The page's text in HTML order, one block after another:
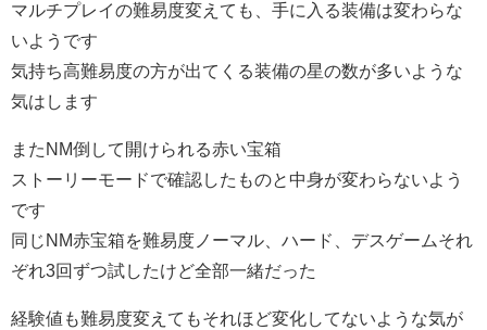
マルチプレイの難易度変えても、手に入る装備は変わらな
いようです
気持ち高難易度の方が出てくる装備の星の数が多いような
気はします
またNM倒して開けられる赤い宝箱
ストーリーモードで確認したものと中身が変わらないよう
です
同じNM赤宝箱を難易度ノーマル、ハード、デスゲームそれ
ぞれ3回ずつ試したけど全部一緒だった
経験値も難易度変えてもそれほど変化してないような気が